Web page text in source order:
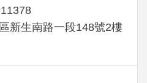
新生南路一段148號2樓